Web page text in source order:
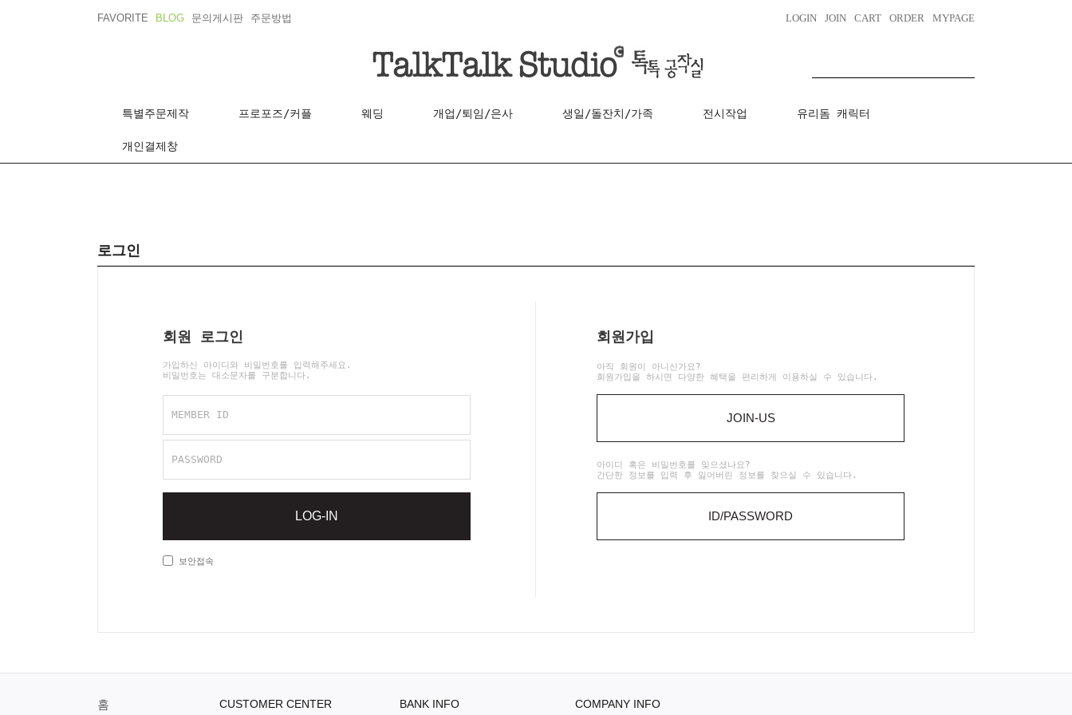
FAVORITE BLOG 문의게시판 주문방법 LOGIN JOIN CART ORDER MYPAGE
특별주문제작 프로포즈/커플 웨딩 개업/퇴임/은사 생일/돌잔치/가족 전시작업 유리돔 캐릭터
개인결제창
로그인
회원 로그인
가입하신 아이디와 비밀번호를 입력해주세요.
비밀번호는 대소문자를 구분합니다.
MEMBER ID
PASSWORD
LOG-IN
보안접속
회원가입
아직 회원이 아니신가요?
회원가입을 하시면 다양한 혜택을 편리하게 이용하실 수 있습니다.
JOIN-US
아이디 혹은 비밀번호를 잊으셨나요?
간단한 정보를 입력 후 잃어버린 정보를 찾으실 수 있습니다.
ID/PASSWORD
홈 CUSTOMER CENTER BANK INFO COMPANY INFO